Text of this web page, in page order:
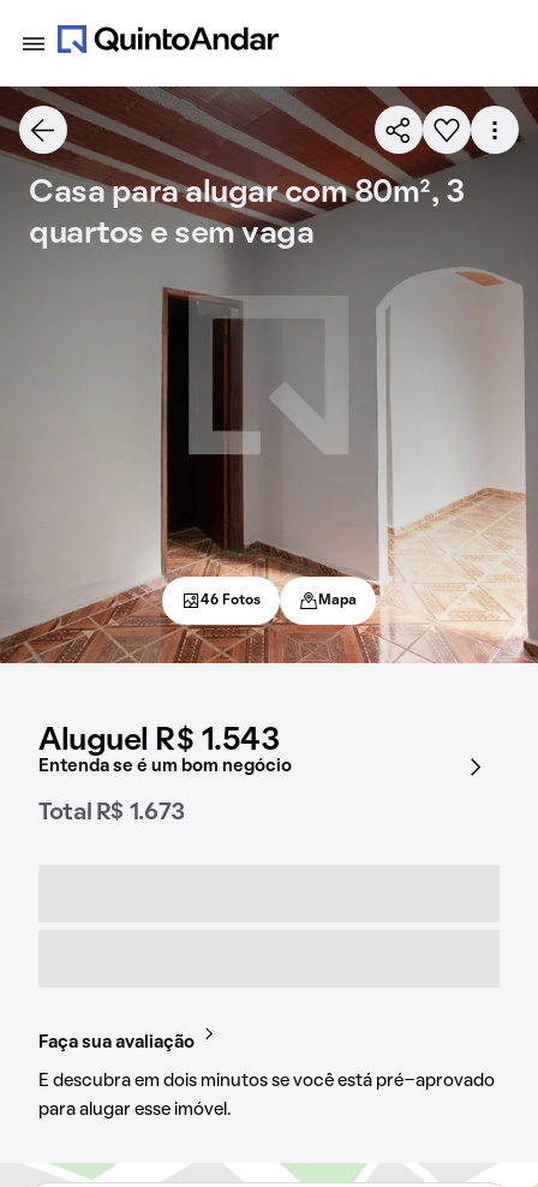
Aluguel R$ 1.543
Entenda se é um bom negócio
Total R$ 1.673
Faça sua avaliação
E descubra em dois minutos se você está pré-aprovado
para alugar esse imóvel.
Casa para alugar com 80m², 3
quartos e sem vaga
46 Fotos Mapa